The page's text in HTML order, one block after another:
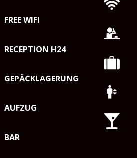
FREE WIFI
RECEPTION H24
GEPÄCKLAGERUNG
AUFZUG
BAR